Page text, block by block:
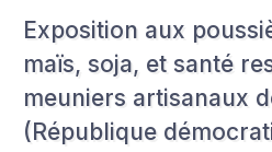
Exposition aux
maïs, soja, et santé
meuniers artisanaux
(République